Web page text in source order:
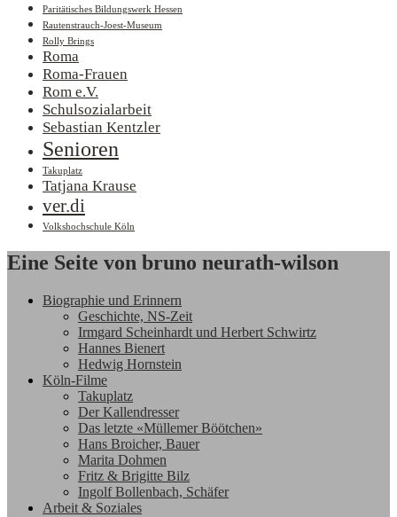
Paritätisches Bildungswerk Hessen
Rautenstrauch-Joest-Museum
Rolly Brings
Roma
Roma-Frauen
Rom e.V.
Schulsozialarbeit
Sebastian Kentzler
Senioren
Takuplatz
Tatjana Krause
ver.di
Volkshochschule Köln
Eine Seite von bruno neurath-wilson
Biographie und Erinnern
Geschichte, NS-Zeit
Irmgard Scheinhardt und Herbert Schwirtz
Hannes Bienert
Hedwig Hornstein
Köln-Filme
Takuplatz
Der Kallendresser
Das letzte «Müllemer Böötchen»
Hans Broicher, Bauer
Marita Dohmen
Fritz & Brigitte Bilz
Ingolf Bollenbach, Schäfer
Arbeit & Soziales